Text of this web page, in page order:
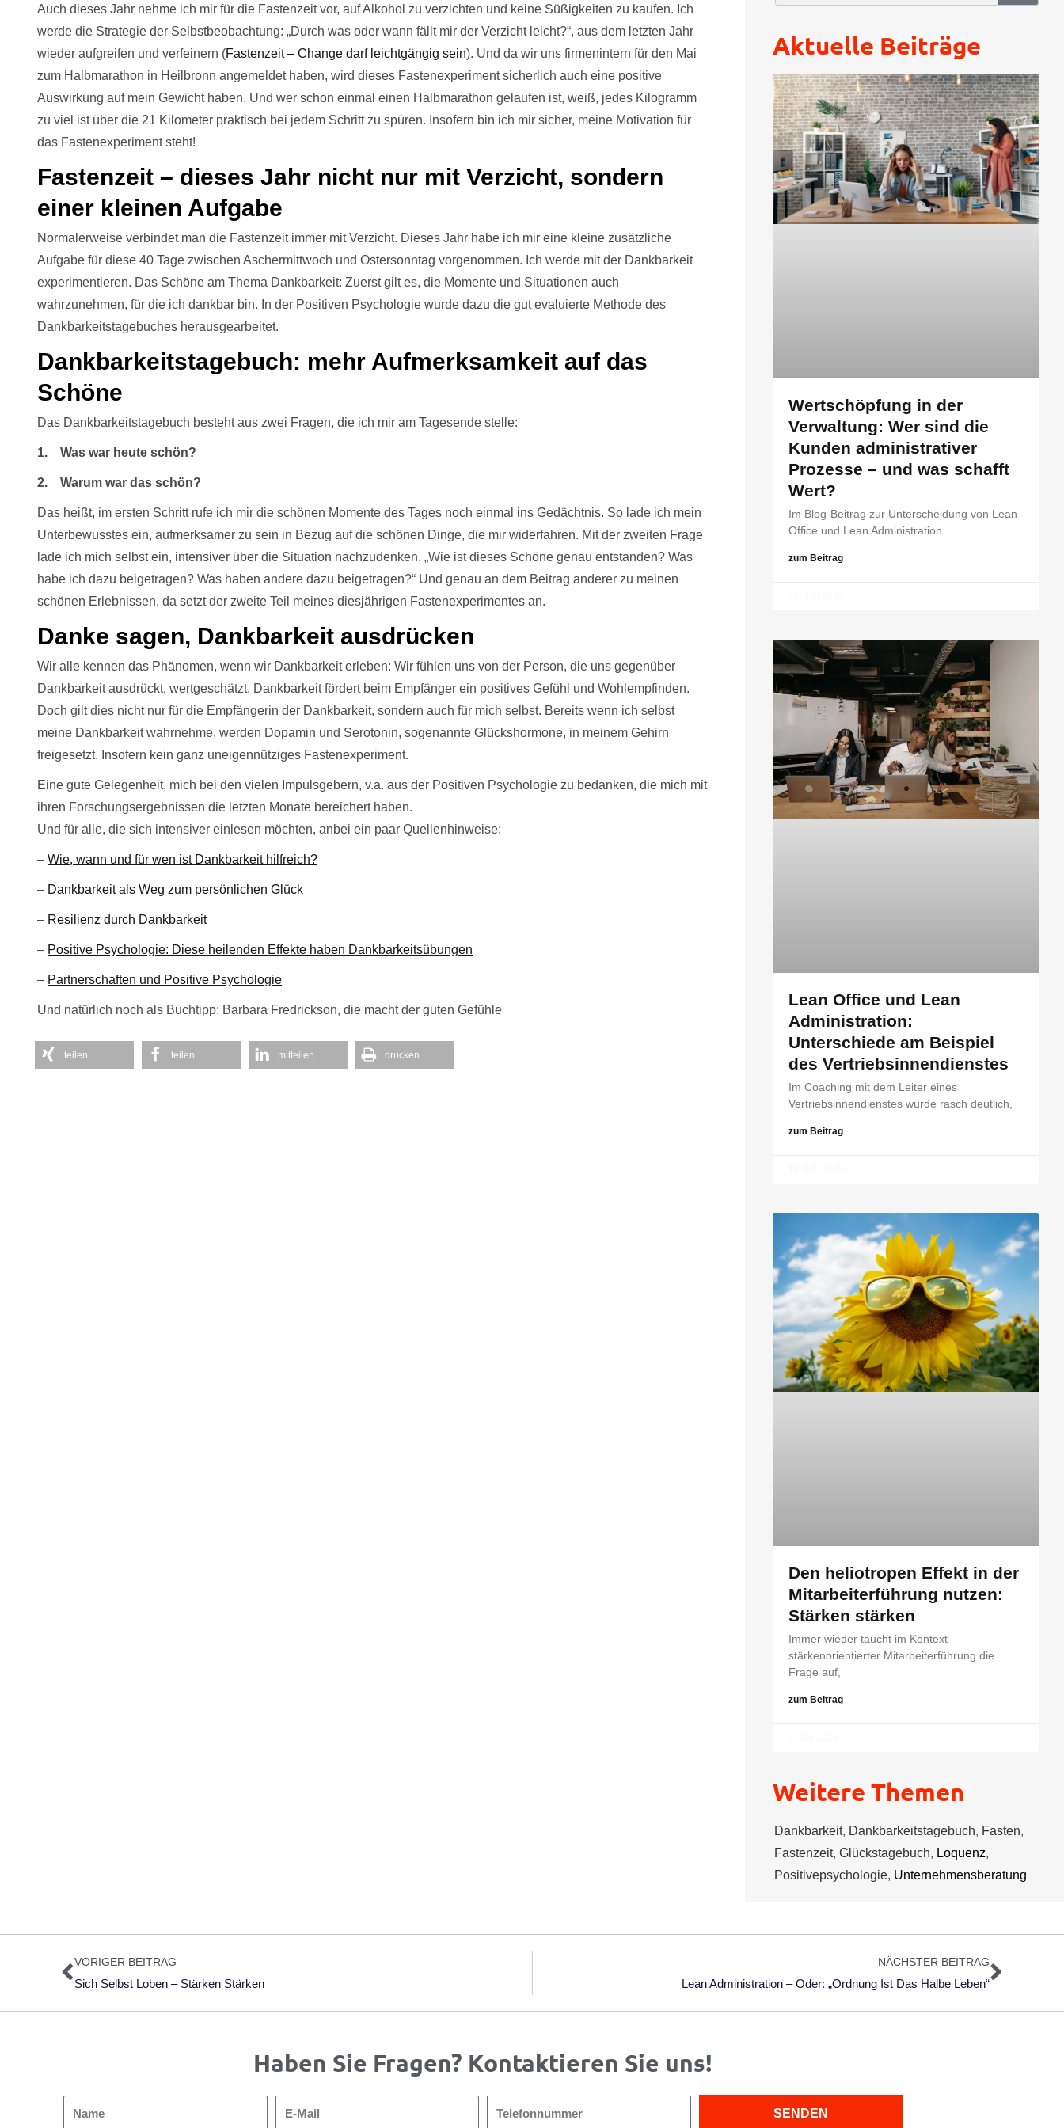
Auch dieses Jahr nehme ich mir für die Fastenzeit vor, auf Alkohol zu verzichten und keine Süßigkeiten zu kaufen. Ich
werde die Strategie der Selbstbeobachtung: „Durch was oder wann fällt mir der Verzicht leicht?“, aus dem letzten Jahr
wieder aufgreifen und verfeinern (Fastenzeit – Change darf leichtgängig sein). Und da wir uns firmenintern für den Mai
zum Halbmarathon in Heilbronn angemeldet haben, wird dieses Fastenexperiment sicherlich auch eine positive
Auswirkung auf mein Gewicht haben. Und wer schon einmal einen Halbmarathon gelaufen ist, weiß, jedes Kilogramm
zu viel ist über die 21 Kilometer praktisch bei jedem Schritt zu spüren. Insofern bin ich mir sicher, meine Motivation für
das Fastenexperiment steht!
Fastenzeit – dieses Jahr nicht nur mit Verzicht, sondern
einer kleinen Aufgabe
Normalerweise verbindet man die Fastenzeit immer mit Verzicht. Dieses Jahr habe ich mir eine kleine zusätzliche
Aufgabe für diese 40 Tage zwischen Aschermittwoch und Ostersonntag vorgenommen. Ich werde mit der Dankbarkeit
experimentieren. Das Schöne am Thema Dankbarkeit: Zuerst gilt es, die Momente und Situationen auch
wahrzunehmen, für die ich dankbar bin. In der Positiven Psychologie wurde dazu die gut evaluierte Methode des
Dankbarkeitstagebuches herausgearbeitet.
Dankbarkeitstagebuch: mehr Aufmerksamkeit auf das
Schöne
Das Dankbarkeitstagebuch besteht aus zwei Fragen, die ich mir am Tagesende stelle:
1. Was war heute schön?
2. Warum war das schön?
Das heißt, im ersten Schritt rufe ich mir die schönen Momente des Tages noch einmal ins Gedächtnis. So lade ich mein
Unterbewusstes ein, aufmerksamer zu sein in Bezug auf die schönen Dinge, die mir widerfahren. Mit der zweiten Frage
lade ich mich selbst ein, intensiver über die Situation nachzudenken. „Wie ist dieses Schöne genau entstanden? Was
habe ich dazu beigetragen? Was haben andere dazu beigetragen?“ Und genau an dem Beitrag anderer zu meinen
schönen Erlebnissen, da setzt der zweite Teil meines diesjährigen Fastenexperimentes an.
Danke sagen, Dankbarkeit ausdrücken
Wir alle kennen das Phänomen, wenn wir Dankbarkeit erleben: Wir fühlen uns von der Person, die uns gegenüber
Dankbarkeit ausdrückt, wertgeschätzt. Dankbarkeit fördert beim Empfänger ein positives Gefühl und Wohlempfinden.
Doch gilt dies nicht nur für die Empfängerin der Dankbarkeit, sondern auch für mich selbst. Bereits wenn ich selbst
meine Dankbarkeit wahrnehme, werden Dopamin und Serotonin, sogenannte Glückshormone, in meinem Gehirn
freigesetzt. Insofern kein ganz uneigennütziges Fastenexperiment.
Eine gute Gelegenheit, mich bei den vielen Impulsgebern, v.a. aus der Positiven Psychologie zu bedanken, die mich mit
ihren Forschungsergebnissen die letzten Monate bereichert haben.
Und für alle, die sich intensiver einlesen möchten, anbei ein paar Quellenhinweise:
–Wie, wann und für wen ist Dankbarkeit hilfreich?
– Dankbarkeit als Weg zum persönlichen Glück
– Resilienz durch Dankbarkeit
– Positive Psychologie: Diese heilenden Effekte haben Dankbarkeitsübungen
– Partnerschaften und Positive Psychologie
Und natürlich noch als Buchtipp: Barbara Fredrickson, die macht der guten Gefühle
teilen teilen mitteilen drucken
Aktuelle Beiträge
Wertschöpfung in der
Verwaltung: Wer sind die
Kunden administrativer
Prozesse – und was schafft
Wert?
Im Blog-Beitrag zur Unterscheidung von Lean
Office und Lean Administration
zum Beitrag
Lean Office und Lean
Administration:
Unterschiede am Beispiel
des Vertriebsinnendienstes
Im Coaching mit dem Leiter eines
Vertriebsinnendienstes wurde rasch deutlich,
zum Beitrag
Den heliotropen Effekt in der
Mitarbeiterführung nutzen:
Stärken stärken
Immer wieder taucht im Kontext
stärkenorientierter Mitarbeiterführung die
Frage auf,
zum Beitrag
Weitere Themen
Dankbarkeit, Dankbarkeitstagebuch, Fasten,
Fastenzeit,Glückstagebuch, Loquenz,
Positivepsychologie, Unternehmensberatung
Zurück
VORIGER BEITRAG
Sich Selbst Loben – Stärken Stärken
NÄCHSTER BEITRAG
Lean Administration – Oder: „Ordnung Ist Das Halbe Leben“
Haben Sie Fragen? Kontaktieren Sie uns!
SENDEN